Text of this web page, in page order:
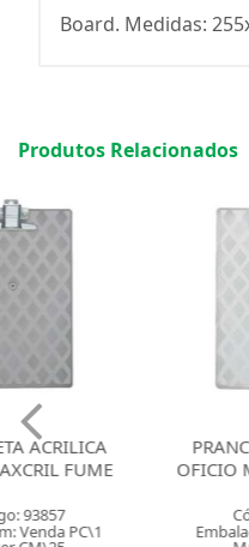
Board. Medidas:
Produtos Relacionados
PRANCHETA ACRILICA
OFICIO MAXCRIL CRISTAL
Embalagem: Venda PC\1